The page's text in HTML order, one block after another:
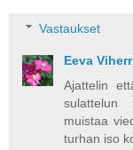
Vastaukset
Eeva
Ajattelin
sulattelun
muistaa
turhan iso